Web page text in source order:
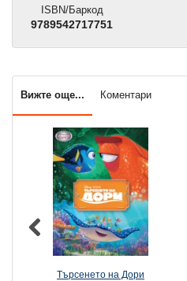
ISBN/Баркод
9789542717751
Вижте още... Коментари
Търсенето на Дори